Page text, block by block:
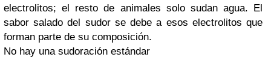
electrolitos; el resto de animales solo sudan agua. El
sabor salado del sudor se debe a esos electrolitos que
forman parte de su composición.
No hay una sudoración estándar